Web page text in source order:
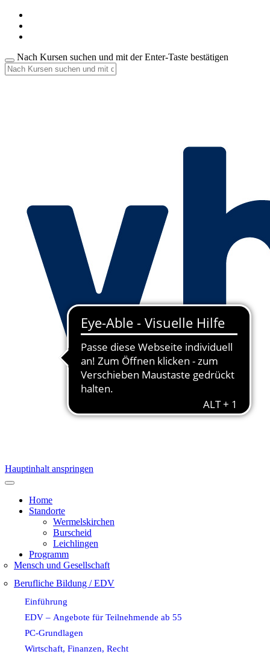
Nach Kursen suchen und mit der Enter-Taste bestätigen
Hauptinhalt anspringen
Home
Standorte
Wermelskirchen
Burscheid
Leichlingen
Programm
Mensch und Gesellschaft
Berufliche Bildung / EDV
Einführung
EDV – Angebote für Teilnehmende ab 55
PC-Grundlagen
Wirtschaft, Finanzen, Recht